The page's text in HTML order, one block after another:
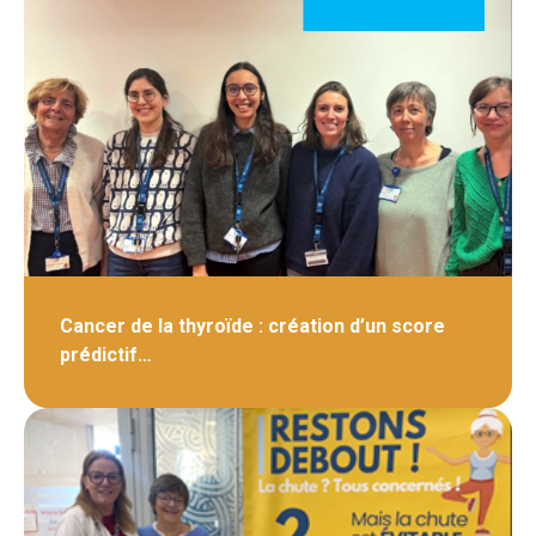
Cancer de la thyroïde : création d’un score
prédictif…